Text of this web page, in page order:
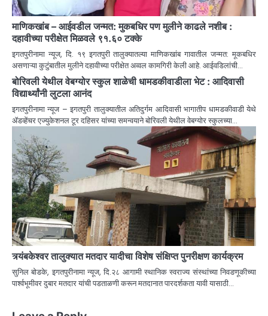
माणिकखांब – आईवडील जन्मत: मुकबधिर पण मुलीने काढले नशीब :
दहावीच्या परीक्षेत मिळवले ९१.६० टक्के
इगतपुरीनामा न्यूज, दि. १९ इगतपुरी तालुक्यातल्या माणिकखांब गावातील जन्मत: मूकबधिर
असणाऱ्या कुटुंबातील मुलीने दहावीच्या परीक्षेत अव्वल कामगिरी केली आहे. आईवडिलांची…
बोरिवली येथील वेबग्योर स्कुल शाळेची धामडकीवाडीला भेट : आदिवासी
विद्यार्थ्यांनी लुटला आनंद
इगतपुरीनामा न्यूज – इगतपुरी तालुक्यातील अतिदुर्गम आदिवासी भागातीप धामडकीवाडी येथे
ॲडव्हेंचर एज्युकेशनल टूर दहिसर यांच्या समन्वयाने बोरिवली येथील वेबग्योर स्कुलच्या…
त्र्यंबकेश्वर तालुक्यात मतदार यादीचा विशेष संक्षिप्त पुनरीक्षण कार्यक्रम
सुनिल बोडके, इगतपुरीनामा न्यूज, दि.२८ आगामी स्थानिक स्वराज्य संस्थांच्या निवडणूकीच्या
पार्श्वभूमीवर दुबार मतदार यांची पडताळणी करून मतदानात पारदर्शकता यावी यासाठी…